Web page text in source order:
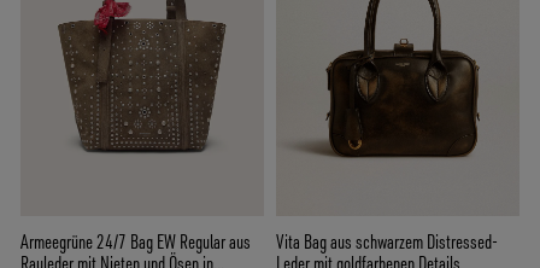
Armeegrüne 24/7 Bag EW Regular aus
Rauleder mit Nieten und Ösen in
Vita Bag aus schwarzem Distressed-
Leder mit goldfarbenen Details